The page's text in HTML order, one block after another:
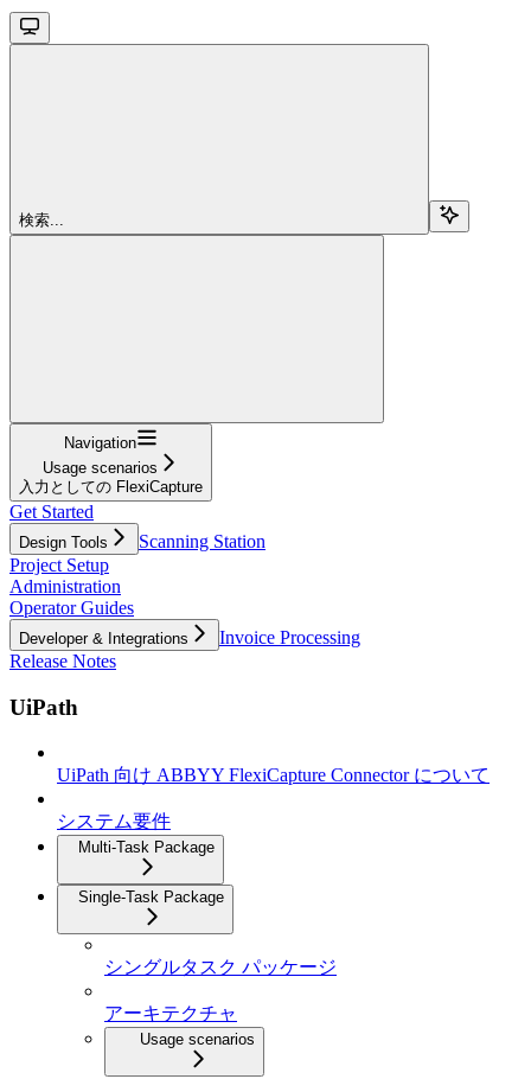
検索...
Navigation
Usage scenarios
入力としての FlexiCapture
Get Started
Design Tools
Scanning Station
Project Setup
Administration
Operator Guides
Developer & Integrations
Invoice Processing
Release Notes
UiPath
UiPath 向け ABBYY FlexiCapture Connector について
システム要件
Multi-Task Package
Single-Task Package
シングルタスク パッケージ
アーキテクチャ
Usage scenarios